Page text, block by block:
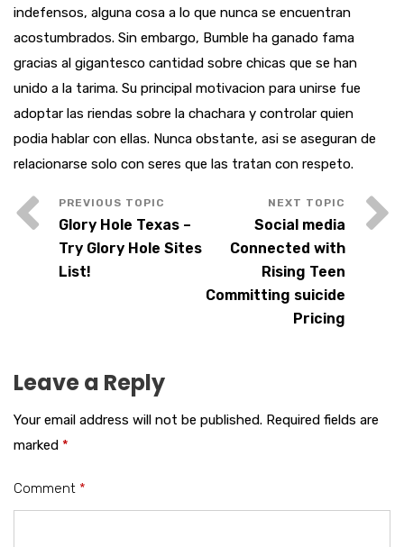
indefensos, alguna cosa a lo que nunca se encuentran
acostumbrados. Sin embargo, Bumble ha ganado fama
gracias al gigantesco cantidad sobre chicas que se han
unido a la tarima. Su principal motivacion para unirse fue
adoptar las riendas sobre la chachara y controlar quien
podia hablar con ellas. Nunca obstante, asi se aseguran de
relacionarse solo con seres que las tratan con respeto.
Glory Hole Texas –
Try Glory Hole Sites
List!
Social media
Connected with
Rising Teen
Committing suicide
Pricing
Leave a Reply
Your email address will not be published. Required fields are
marked *
Comment *